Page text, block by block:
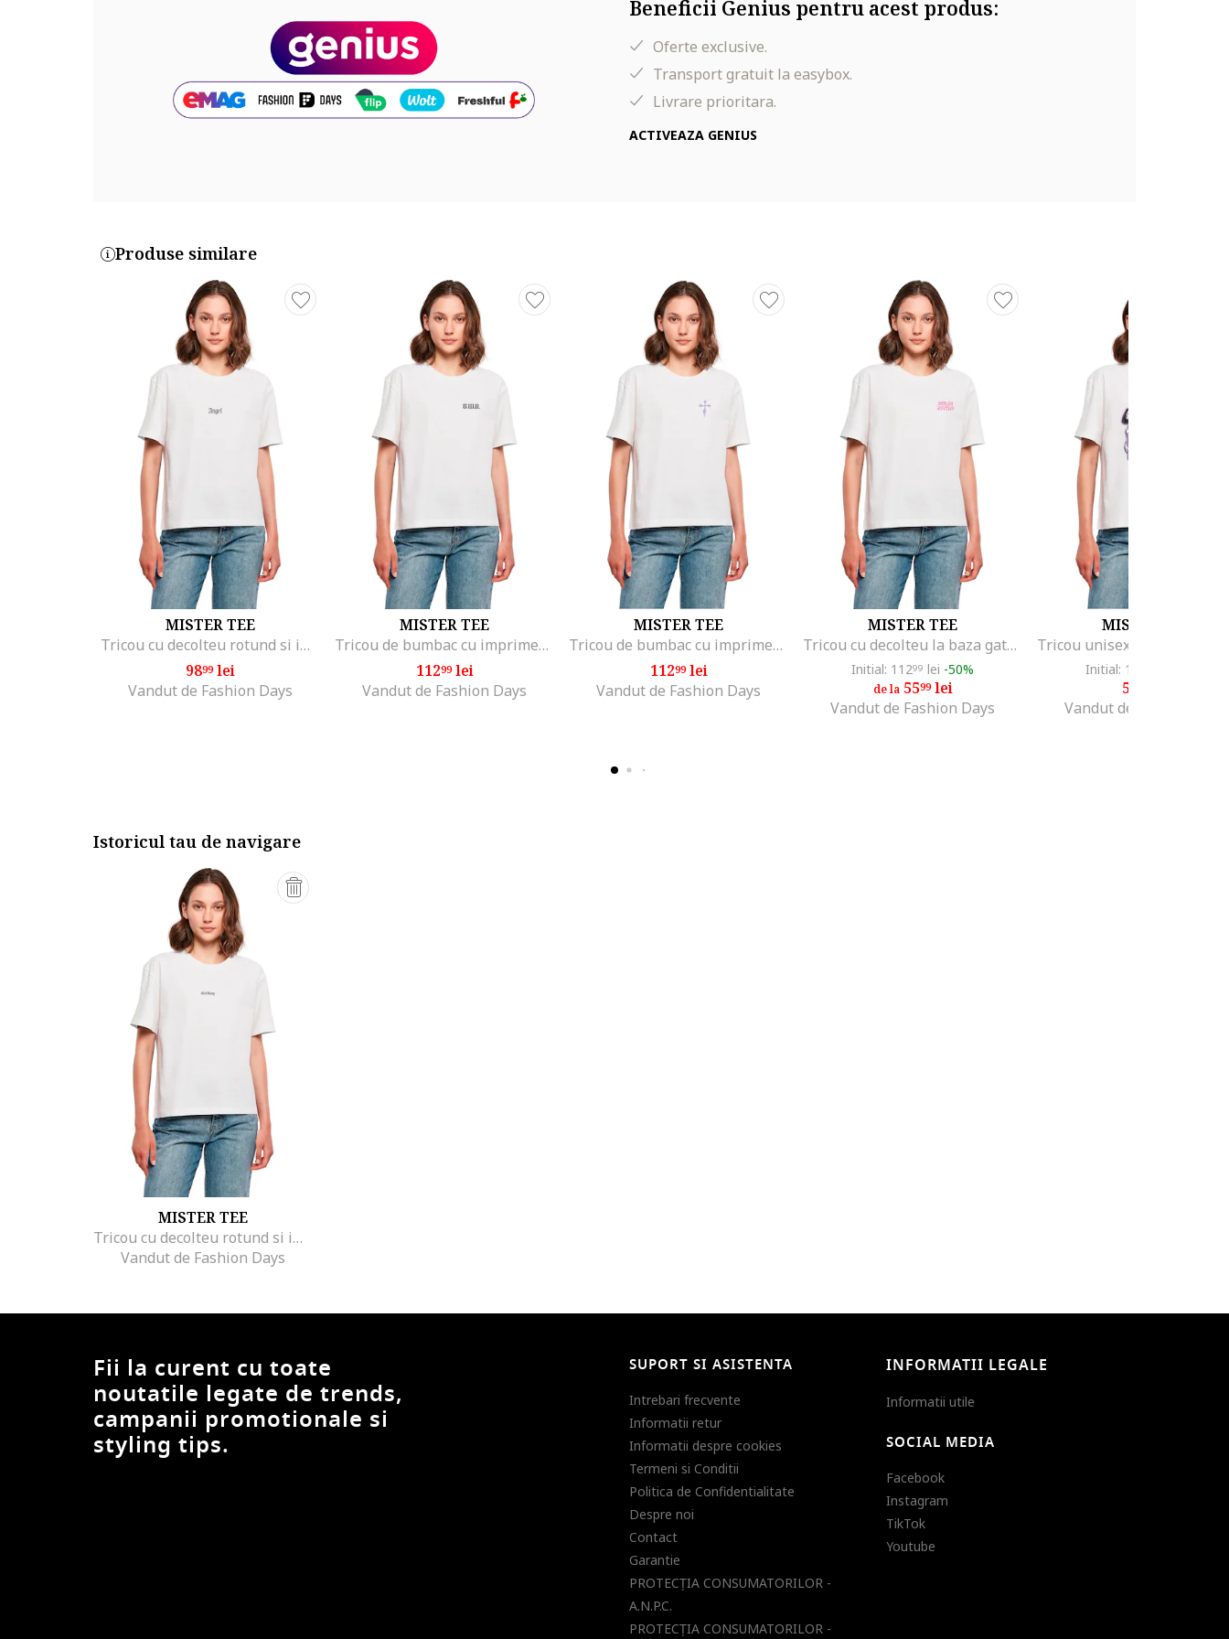
Beneficii Genius pentru acest produs:
Oferte exclusive.
Transport gratuit la easybox.
Livrare prioritara.
ACTIVEAZA GENIUS
Produse similare
MISTER TEE
Tricou cu decolteu rotund si imprimeu pe partea din spate, Alb/Negru
9899lei
Vandut de Fashion Days
MISTER TEE
Tricou de bumbac cu imprimeu pe partea din spate, Alb/Negru/Portocaliu pal
11299lei
Vandut de Fashion Days
MISTER TEE
Tricou de bumbac cu imprimeu pe spate, Alb/Lila
11299lei
Vandut de Fashion Days
MISTER TEE
Tricou cu decolteu la baza gatului si model grafic pe partea din spate, Alb/Negru/Roz
Initial: 11299 lei -50%
de la5599lei
Vandut de Fashion Days
MISTER TEE
Initial: 112
55
Vandut de Fashion Days
Istoricul tau de navigare
MISTER TEE
Tricou cu decolteu rotund si imprimeu pe partea din spate, Alb/Negru/Roz
Vandut de Fashion Days
Fii la curent cu toate
noutatile legate de trends,
campanii promotionale si
styling tips.
SUPORT SI ASISTENTA
Intrebari frecvente
Informatii retur
Informatii despre cookies
Termeni si Conditii
Politica de Confidentialitate
Despre noi
Contact
Garantie
PROTECŢIA CONSUMATORILOR -
A.N.P.C.
PROTECŢIA CONSUMATORILOR -
INFORMATII LEGALE
Informatii utile
SOCIAL MEDIA
Facebook
Instagram
TikTok
Youtube